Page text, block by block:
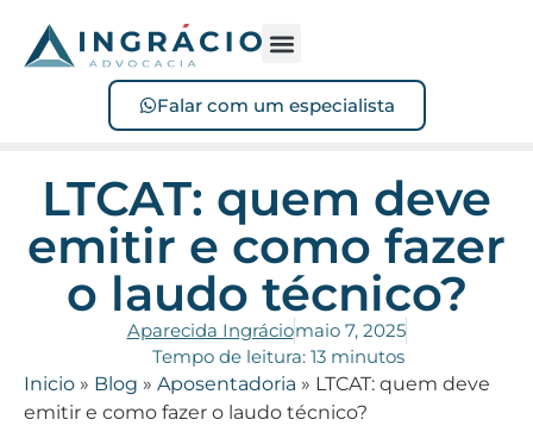
Falar com um especialista
LTCAT: quem deve
emitir e como fazer
o laudo técnico?
Aparecida Ingráciomaio 7, 2025
Tempo de leitura: 13 minutos
Inicio » Blog » Aposentadoria » LTCAT: quem deve
emitir e como fazer o laudo técnico?